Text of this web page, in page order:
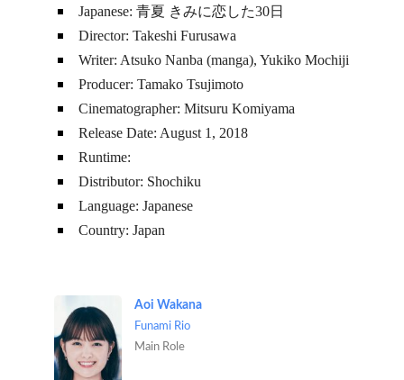
Japanese: 青夏 きみに恋した30日
Director: Takeshi Furusawa
Writer: Atsuko Nanba (manga), Yukiko Mochiji
Producer: Tamako Tsujimoto
Cinematographer: Mitsuru Komiyama
Release Date: August 1, 2018
Runtime:
Distributor: Shochiku
Language: Japanese
Country: Japan
Aoi Wakana
Funami Rio
Main Role